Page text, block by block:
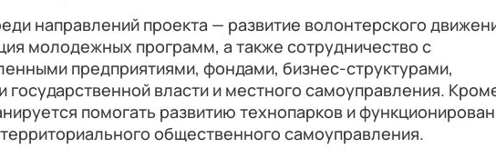
направлений проекта — развитие волонтерского
молодежных программ, а также сотрудничество с
предприятиями, фондами, бизнес-структурами,
государственной власти и местного самоуправления.
помогать развитию технопарков и
общественного самоуправления.